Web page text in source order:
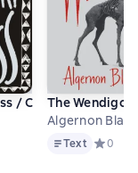
Искусство
/ Сердце тьмы
0 на основе 0
The Wendigo
Algernon
TextText 0